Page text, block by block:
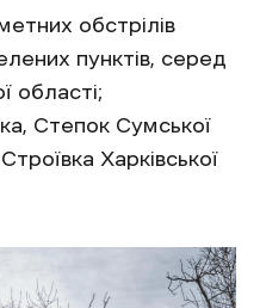
обстрілів
пунктів, серед
області;
Степок Сумської
Харківської